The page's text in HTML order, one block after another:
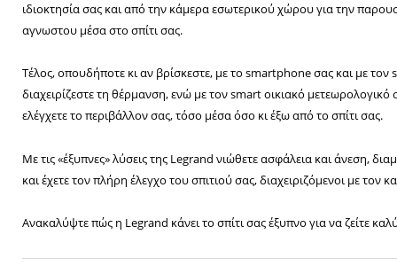
ιδιοκτησία σας και από την κάμερα εσωτερικού χώρου για την
αγνωστου μέσα στο σπίτι σας.
Τέλος, οπουδήποτε κι αν βρίσκεστε, με το smartphone σας και με
διαχειρίζεστε τη θέρμανση, ενώ με τον smart οικιακό
ελέγχετε το περιβάλλον σας, τόσο μέσα όσο κι έξω από το σπίτι σας.
Με τις «έξυπνες» λύσεις της Legrand νιώθετε ασφάλεια και άνεση,
και έχετε τον πλήρη έλεγχο του σπιτιού σας, διαχειριζόμενοι με τον
Ανακαλύψτε πώς η Legrand κάνει το σπίτι σας έξυπνο για να ζείτε